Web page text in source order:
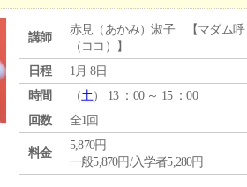
講師
赤見（あかみ）淑子 【マダム呼
（ココ）】
日程
1月 8日
時間
（土） 13 ：00 ～ 15 ：00
回数
全1回
料金
5,870円
一般5,870円/入学者5,280円